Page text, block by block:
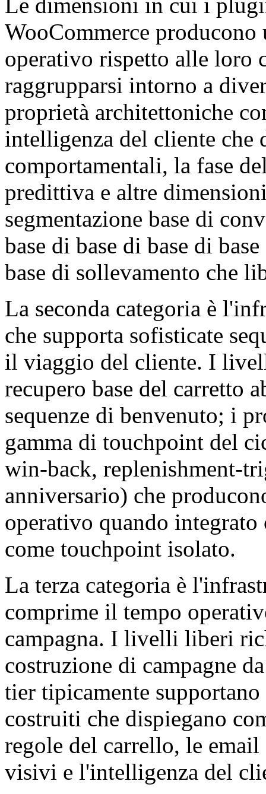
WooCommerce
operativo rispetto alle loro
raggrupparsi intorno a
proprietà architettoniche
intelligenza del cliente
comportamentali, la fase
predittiva e altre
segmentazione base di
base di base di base di
base di sollevamento che
La seconda categoria è
che supporta sofisticate
il viaggio del cliente. I
recupero base del carretto
sequenze di benvenuto; i
gamma di touchpoint del
win-back, replenishment-
anniversario) che
operativo quando integrato
come touchpoint isolato.
La terza categoria è
comprime il tempo
campagna. I livelli liberi
costruzione di campagne
tier tipicamente
costruiti che dispiegano
regole del carrello, le
visivi e l'intelligenza del